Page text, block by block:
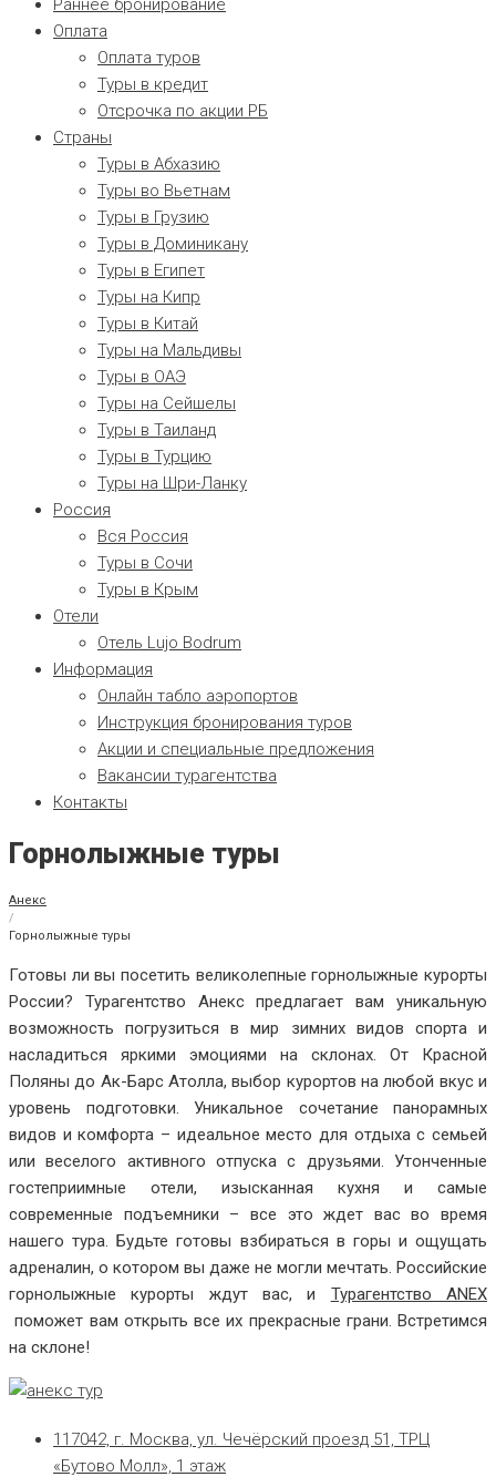
Раннее бронирование
Оплата
Оплата туров
Туры в кредит
Отсрочка по акции РБ
Страны
Туры в Абхазию
Туры во Вьетнам
Туры в Грузию
Туры в Доминикану
Туры в Египет
Туры на Кипр
Туры в Китай
Туры на Мальдивы
Туры в ОАЭ
Туры на Сейшелы
Туры в Таиланд
Туры в Турцию
Туры на Шри-Ланку
Россия
Вся Россия
Туры в Сочи
Туры в Крым
Отели
Отель Lujo Bodrum
Информация
Онлайн табло аэропортов
Инструкция бронирования туров
Акции и специальные предложения
Вакансии турагентства
Контакты
Горнолыжные туры
Анекс
/
Горнолыжные туры
Готовы ли вы посетить великолепные горнолыжные курорты
России? Турагентство Анекс предлагает вам уникальную
возможность погрузиться в мир зимних видов спорта и
насладиться яркими эмоциями на склонах. От Красной
Поляны до Ак-Барс Атолла, выбор курортов на любой вкус и
уровень подготовки. Уникальное сочетание панорамных
видов и комфорта – идеальное место для отдыха с семьей
или веселого активного отпуска с друзьями. Утонченные
гостеприимные отели, изысканная кухня и самые
современные подъемники – все это ждет вас во время
нашего тура. Будьте готовы взбираться в горы и ощущать
адреналин, о котором вы даже не могли мечтать. Российские
горнолыжные курорты ждут вас, и Турагентство ANEX
поможет вам открыть все их прекрасные грани. Встретимся
на склоне!
117042, г. Москва, ул. Чечёрский проезд 51, ТРЦ
«Бутово Молл», 1 этаж